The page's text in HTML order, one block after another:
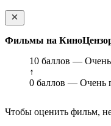
Фильмы на
10 баллов —
↑
0 баллов — Очень
Чтобы оценить фильм,